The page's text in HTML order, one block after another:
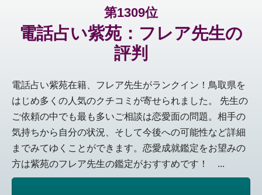
第1309位
電話占い紫苑：フレア先生の
評判
電話占い紫苑在籍、フレア先生がランクイン！鳥取県を
はじめ多くの人気のクチコミが寄せられました。 先生の
ご依頼の中でも最も多いご相談は恋愛面の問題。相手の
気持ちから自分の状況、そして今後への可能性など詳細
までみてゆくことができます。恋愛成就鑑定をお望みの
方は紫苑のフレア先生の鑑定がおすすめです！ ...